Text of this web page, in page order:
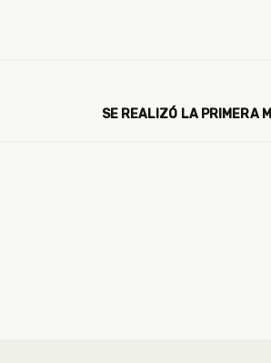
SE REALIZÓ LA PRIMERA